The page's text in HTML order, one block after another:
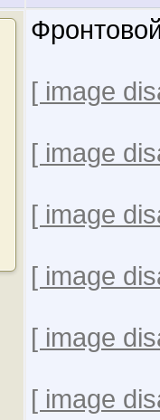
[ image
[ image
[ image
[ image
[ image
[ image